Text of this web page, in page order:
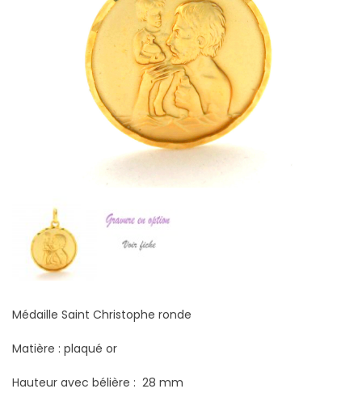
Médaille Saint Christophe ronde
Matière : plaqué or
Hauteur avec bélière : 28 mm